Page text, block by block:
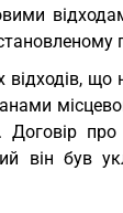
відходів,
Договір
він був